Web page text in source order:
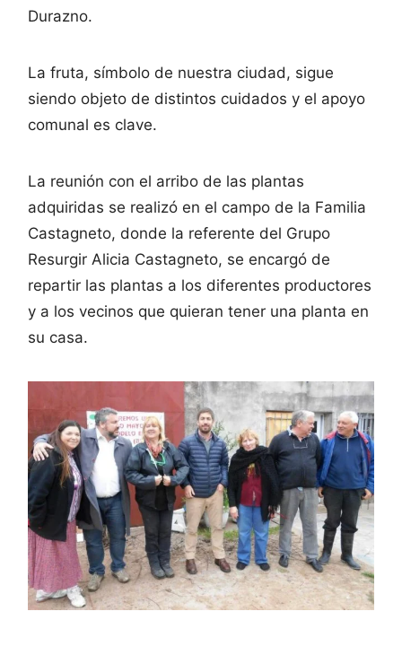
Durazno.
La fruta, símbolo de nuestra ciudad, sigue
siendo objeto de distintos cuidados y el apoyo
comunal es clave.
La reunión con el arribo de las plantas
adquiridas se realizó en el campo de la Familia
Castagneto, donde la referente del Grupo
Resurgir Alicia Castagneto, se encargó de
repartir las plantas a los diferentes productores
y a los vecinos que quieran tener una planta en
su casa.